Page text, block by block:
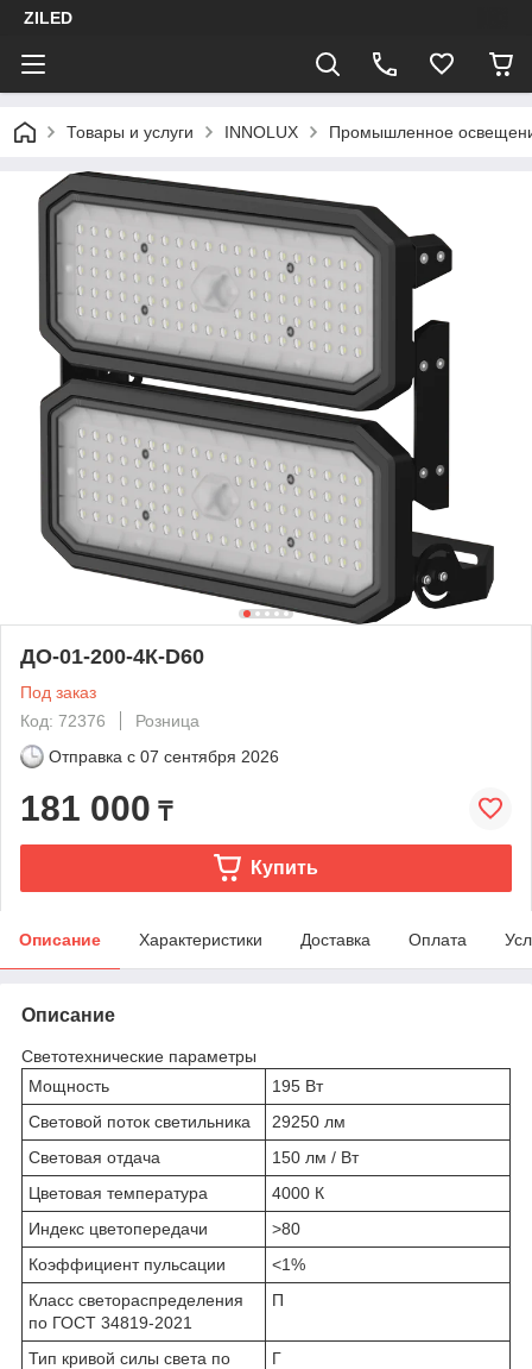
ZILED
Товары и услуги INNOLUX Промышленное
ДО-01-200-4К-D60
Под заказ
Код: 72376
Розница
Отправка с 07 сентября 2026
181 000 ₸
Купить
Описание Характеристики Доставка Оплата
Описание
Светотехнические параметры
Мощность
195 Вт
Световой поток светильника
29250 лм
Световая отдача
150 лм / Вт
Цветовая температура
4000 К
Индекс цветопередачи
>80
Коэффициент пульсации
<1%
Класс светораспределения
по ГОСТ 34819-2021
П
Тип кривой силы света по
Г